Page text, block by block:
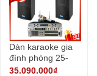
Dàn karaoke gia
đình phòng 25-
30m2 thương hiệu
35.090.000₫